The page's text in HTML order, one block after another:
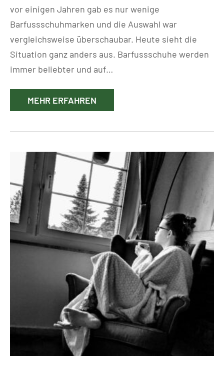
vor einigen Jahren gab es nur wenige
Barfussschuhmarken und die Auswahl war
vergleichsweise überschaubar. Heute sieht die
Situation ganz anders aus. Barfussschuhe werden
immer beliebter und auf…
MEHR ERFAHREN